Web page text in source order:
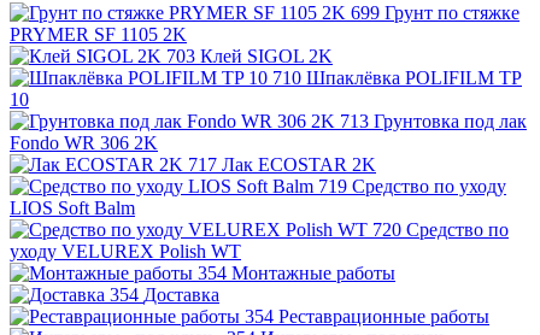
Грунт по стяжке
PRYMER SF 1105 2K
Клей SIGOL 2K
Шпаклёвка POLIFILM TP
10
Грунтовка под лак
Fondo WR 306 2K
Лак ECOSTAR 2K
Средство по уходу
LIOS Soft Balm
Средство по
уходу VELUREX Polish WT
Монтажные работы
Доставка
Реставрационные работы